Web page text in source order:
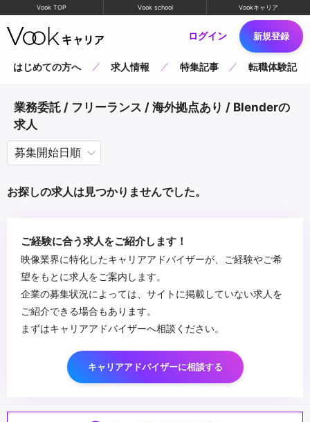
Vook TOP Vook school Vookキャリア
ログイン 新規登録
はじめての方へ 求人情報 特集記事 転職体験記
業務委託 / フリーランス / 海外拠点あり / Blenderの
求人
お探しの求人は見つかりませんでした。
ご経験に合う求人をご紹介します！
映像業界に特化したキャリアアドバイザーが、ご経験やご希
望をもとに求人をご案内します。
企業の募集状況によっては、サイトに掲載していない求人を
ご紹介できる場合もあります。
まずはキャリアアドバイザーへ相談ください。
キャリアアドバイザーに相談する